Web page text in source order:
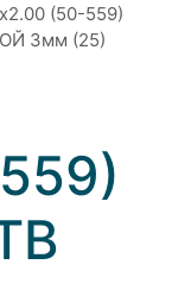
(50-559)
3мм (25)